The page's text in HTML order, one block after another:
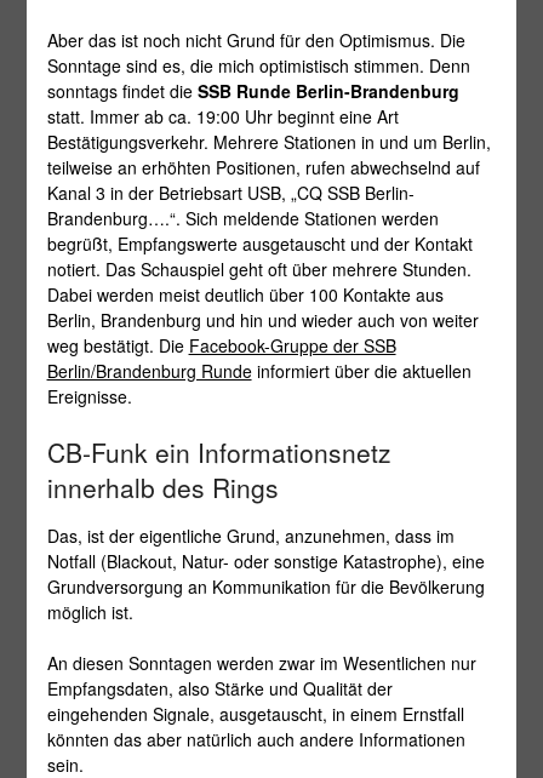
Aber das ist noch nicht Grund für den Optimismus. Die
Sonntage sind es, die mich optimistisch stimmen. Denn
sonntags findet die SSB Runde Berlin-Brandenburg
statt. Immer ab ca. 19:00 Uhr beginnt eine Art
Bestätigungsverkehr. Mehrere Stationen in und um Berlin,
teilweise an erhöhten Positionen, rufen abwechselnd auf
Kanal 3 in der Betriebsart USB, „CQ SSB Berlin-
Brandenburg….“. Sich meldende Stationen werden
begrüßt, Empfangswerte ausgetauscht und der Kontakt
notiert. Das Schauspiel geht oft über mehrere Stunden.
Dabei werden meist deutlich über 100 Kontakte aus
Berlin, Brandenburg und hin und wieder auch von weiter
weg bestätigt. Die Facebook-Gruppe der SSB
Berlin/Brandenburg Rundeinformiert über die aktuellen
Ereignisse.
CB-Funk ein Informationsnetz
innerhalb des Rings
Das, ist der eigentliche Grund, anzunehmen, dass im
Notfall (Blackout, Natur- oder sonstige Katastrophe), eine
Grundversorgung an Kommunikation für die Bevölkerung
möglich ist.
An diesen Sonntagen werden zwar im Wesentlichen nur
Empfangsdaten, also Stärke und Qualität der
eingehenden Signale, ausgetauscht, in einem Ernstfall
könnten das aber natürlich auch andere Informationen
sein.